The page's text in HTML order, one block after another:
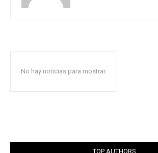
No hay noticias para mostrar
TOP AUTHORS